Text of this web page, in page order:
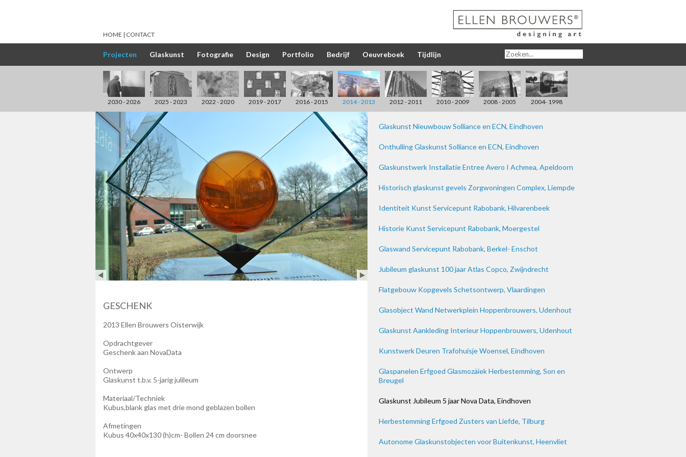
HOME CONTACT
Projecten Glaskunst Fotografie Design Portfolio Bedrijf Oeuvreboek Tijdlijn
2030 - 2026 2025 - 2023 2022 - 2020 2019 - 2017 2016 - 2015 2014 - 2013 2012 - 2011 2010 - 2009 2008 - 2005 2004- 1998
GESCHENK
2013 Ellen Brouwers Oisterwijk
Opdrachtgever
Geschenk aan NovaData
Ontwerp
Glaskunst t.b.v. 5-jarig julileum
Materiaal/Techniek
Kubus,blank glas met drie mond geblazen bollen
Afmetingen
Kubus 40x40x130 (h)cm- Bollen 24 cm doorsnee
Glaskunst Nieuwbouw Solliance en ECN, Eindhoven
Onthulling Glaskunst Solliance en ECN, Eindhoven
Glaskunstwerk Installatie Entree Avero I Achmea, Apeldoorn
Historisch glaskunst gevels Zorgwoningen Complex, Liempde
Identiteit Kunst Servicepunt Rabobank, Hilvarenbeek
Historie Kunst Servicepunt Rabobank, Moergestel
Glaswand Servicepunt Rabobank, Berkel- Enschot
Jubileum glaskunst 100 jaar Atlas Copco, Zwijndrecht
Flatgebouw Kopgevels Schetsontwerp, Vlaardingen
Glasobject Wand Netwerkplein Hoppenbrouwers, Udenhout
Glaskunst Aankleding Interieur Hoppenbrouwers, Udenhout
Kunstwerk Deuren Trafohuisje Woensel, Eindhoven
Glaspanelen Erfgoed Glasmozäiek Herbestemming, Son en
Breugel
Glaskunst Jubileum 5 jaar Nova Data, Eindhoven
Herbestemming Erfgoed Zusters van Liefde, Tilburg
Autonome Glaskunstobjecten voor Buitenkunst, Heenvliet